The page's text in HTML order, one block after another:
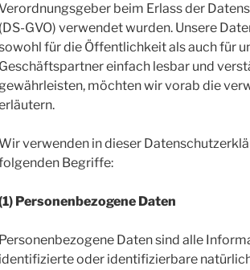
beim Erlass der
(DS-GVO) verwendet wurden. Unsere
für die Öffentlichkeit als auch für
Geschäftspartner einfach lesbar und
möchten wir vorab die
verwenden in dieser
Begriffe:
Personenbezogene Daten
Personenbezogene Daten sind alle
identifizierte oder identifizierbare